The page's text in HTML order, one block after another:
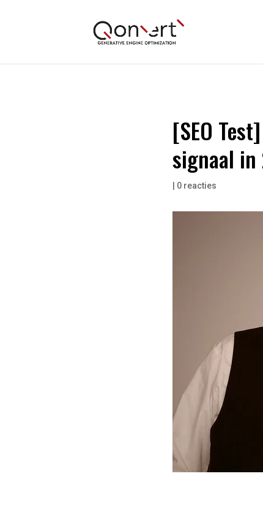
[SEO
signaal in
0 reacties